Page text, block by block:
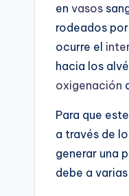
en vasos
rodeados
ocurre el
hacia los
oxigenación
Para que este
a través de
generar una
debe a